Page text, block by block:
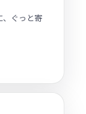
、ぐっと寄